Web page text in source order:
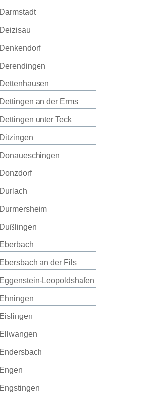
Darmstadt
Deizisau
Denkendorf
Derendingen
Dettenhausen
Dettingen an der Erms
Dettingen unter Teck
Ditzingen
Donaueschingen
Donzdorf
Durlach
Durmersheim
Dußlingen
Eberbach
Ebersbach an der Fils
Eggenstein-Leopoldshafen
Ehningen
Eislingen
Ellwangen
Endersbach
Engen
Engstingen